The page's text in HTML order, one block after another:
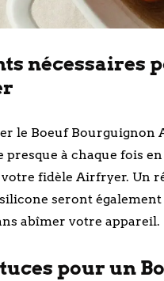
nécessaires
le Boeuf Bourguignon
presque à chaque fois
votre fidèle Airfryer. Un
seront
abîmer votre appareil.
pour un